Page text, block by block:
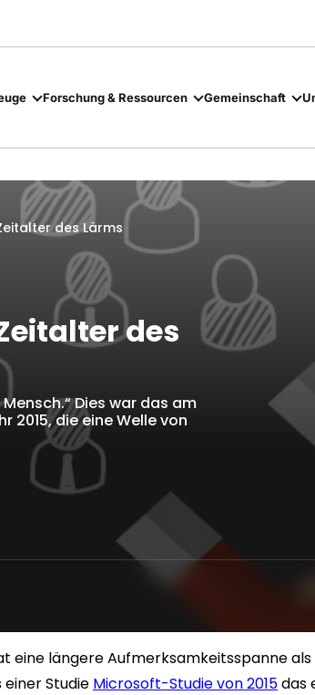
Forschung & Ressourcen Gemeinschaft
des Lärms
des
Dies war das am
die eine Welle von
eine längere Aufmerksamkeitsspanne
Studie Microsoft-Studie von 2015das